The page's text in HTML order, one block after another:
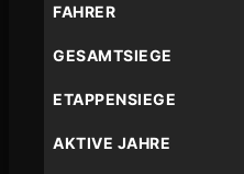
FAHRER
GESAMTSIEGE
ETAPPENSIEGE
AKTIVE JAHRE